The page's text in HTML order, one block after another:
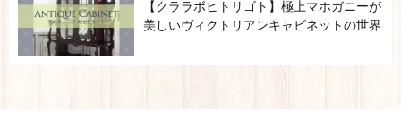
【クララボヒトリゴト】極上マホガニーが
美しいヴィクトリアンキャビネットの世界